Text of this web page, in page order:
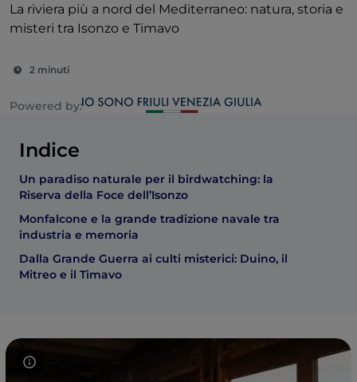
La riviera più a nord del Mediterraneo: natura, storia e
misteri tra Isonzo e Timavo
2 minuti
Powered by:
Indice
Un paradiso naturale per il birdwatching: la
Riserva della Foce dell’Isonzo
Monfalcone e la grande tradizione navale tra
industria e memoria
Dalla Grande Guerra ai culti misterici: Duino, il
Mitreo e il Timavo